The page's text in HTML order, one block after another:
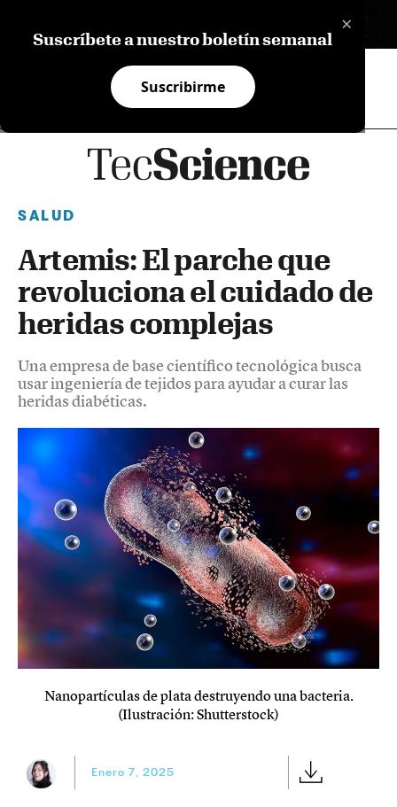
×
Suscríbete a nuestro boletín semanal
Suscribirme
SALUD
Artemis: El parche que
revoluciona el cuidado de
heridas complejas
Una empresa de base científico tecnológica busca
usar ingeniería de tejidos para ayudar a curar las
heridas diabéticas.
Nanopartículas de plata destruyendo una bacteria.
(Ilustración: Shutterstock)
Enero 7, 2025